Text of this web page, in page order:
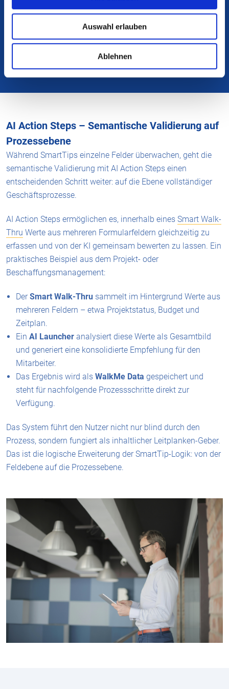
Auswahl erlauben
Ablehnen
Jetzt Termin vereinbaren
AI Action Steps – Semantische Validierung auf
Prozessebene
Während SmartTips einzelne Felder überwachen, geht die
semantische Validierung mit AI Action Steps einen
entscheidenden Schritt weiter: auf die Ebene vollständiger
Geschäftsprozesse.
AI Action Steps ermöglichen es, innerhalb eines Smart Walk-
Thru Werte aus mehreren Formularfeldern gleichzeitig zu
erfassen und von der KI gemeinsam bewerten zu lassen. Ein
praktisches Beispiel aus dem Projekt- oder
Beschaffungsmanagement:
DerSmart Walk-Thru sammelt im Hintergrund Werte aus
mehreren Feldern – etwa Projektstatus, Budget und
Zeitplan.
Ein AI Launcher analysiert diese Werte als Gesamtbild
und generiert eine konsolidierte Empfehlung für den
Mitarbeiter.
Das Ergebnis wird als WalkMe Data gespeichert und
steht für nachfolgende Prozessschritte direkt zur
Verfügung.
Das System führt den Nutzer nicht nur blind durch den
Prozess, sondern fungiert als inhaltlicher Leitplanken-Geber.
Das ist die logische Erweiterung der SmartTip-Logik: von der
Feldebene auf die Prozessebene.